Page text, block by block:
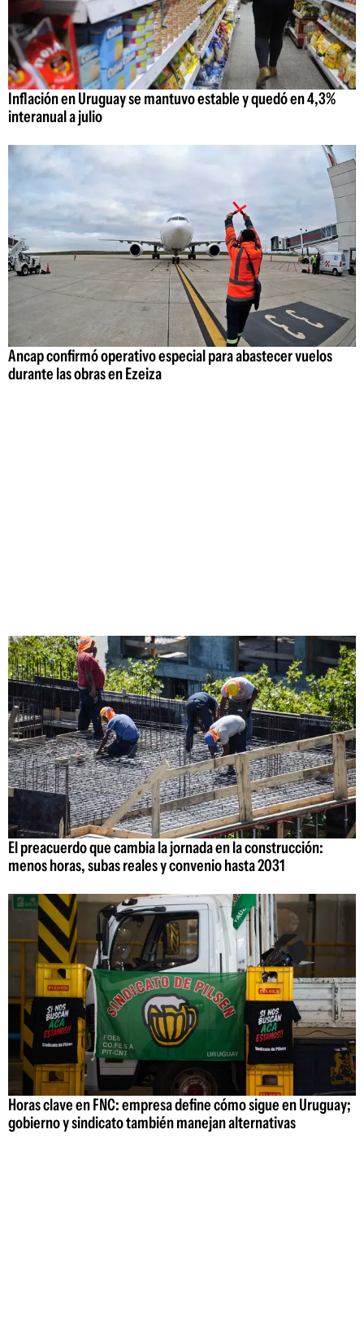
Inflación en Uruguay se mantuvo estable y quedó en 4,3%
interanual a julio
Ancap confirmó operativo especial para abastecer vuelos
durante las obras en Ezeiza
El preacuerdo que cambia la jornada en la construcción:
menos horas, subas reales y convenio hasta 2031
Horas clave en FNC: empresa define cómo sigue en Uruguay;
gobierno y sindicato también manejan alternativas